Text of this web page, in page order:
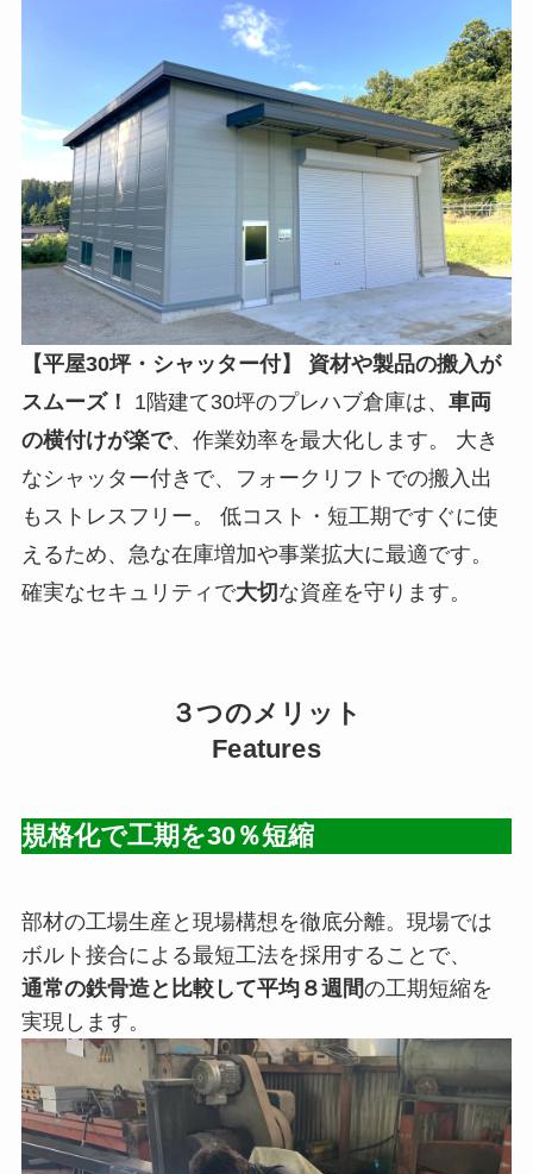
【平屋30坪・シャッター付】
資材や製品の搬入が
スムーズ！
1階建て30坪のプレハブ倉庫は、 車両
の横付けが楽で、作業効率を最大化します。 大き
なシャッター付きで、フォークリフトでの搬入出
もストレスフリー。 低コスト・短工期ですぐに使
えるため、急な在庫増加や事業拡大に最適です。
確実なセキュリティで大切な資産を守ります。
３つのメリット
Features
規格化で工期を30％短縮
部材の工場生産と現場構想を徹底分離。現場では
ボルト接合による最短工法を採用することで、
通常の鉄骨造と比較して平均８週間の工期短縮を
実現します。